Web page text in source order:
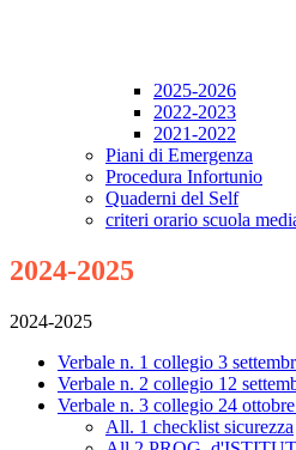
2025-2026
2022-2023
2021-2022
Piani di Emergenza
Procedura Infortunio
Quaderni del Self
criteri orario scuola
2024-2025
2024-2025
Verbale n. 1 collegio 3
Verbale n. 2 collegio 12
Verbale n. 3 collegio 24
All. 1 checklist sicurezza